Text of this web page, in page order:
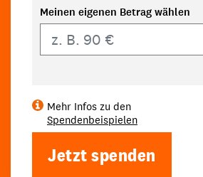
Meinen eigenen Betrag wählen
Mehr Infos zu den
Spendenbeispielen
Jetzt spenden